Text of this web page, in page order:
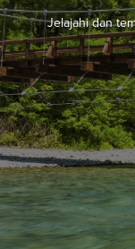
Jelajahi dan